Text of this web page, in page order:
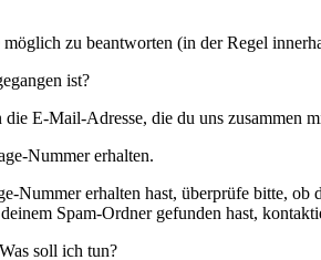
zu beantworten (in der Regel
ist?
E-Mail-Adresse, die du uns zusammen
Nummer erhalten.
Nummer erhalten hast, überprüfe bitte,
Spam-Ordner gefunden hast,
soll ich tun?